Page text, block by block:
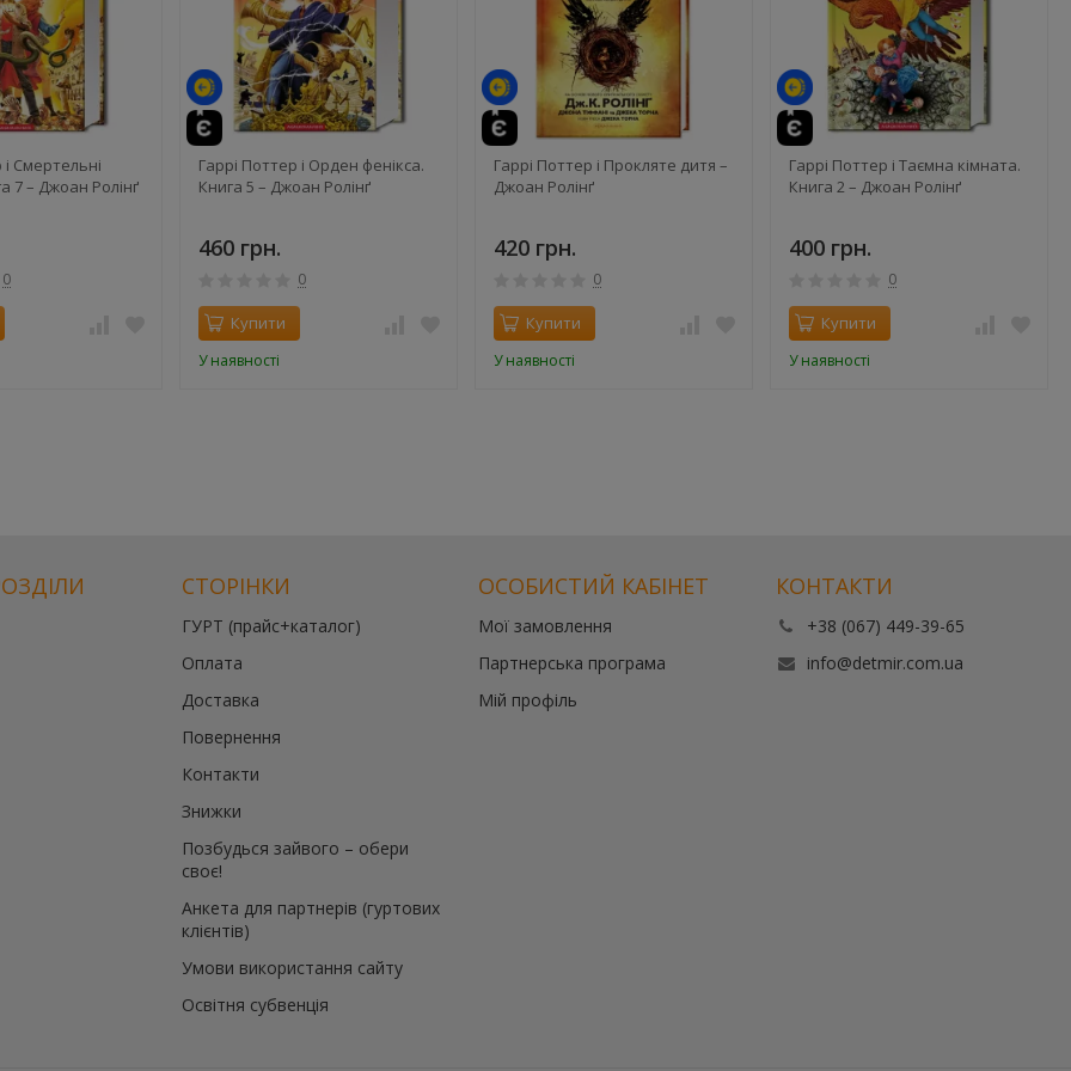
Смертельні
7 – Джоан Ролінґ
0
Гаррі Поттер і Орден фенікса.
Книга 5 – Джоан Ролінґ
460 грн.
0
Купити
У наявності
Гаррі Поттер і Прокляте дитя –
Джоан Ролінґ
420 грн.
0
Купити
У наявності
Гаррі Поттер і Таємна кімната.
Книга 2 – Джоан Ролінґ
400 грн.
0
Купити
У наявності
СТОРІНКИ
ГУРТ (прайс+каталог)
Оплата
Доставка
Повернення
Контакти
Знижки
Позбудься зайвого – обери
своє!
Анкета для партнерів (гуртових
клієнтів)
Умови використання сайту
Освітня субвенція
ОСОБИСТИЙ КАБІНЕТ
Мої замовлення
Партнерська програма
Мій профіль
КОНТАКТИ
+38 (067) 449-39-65
info@detmir.com.ua